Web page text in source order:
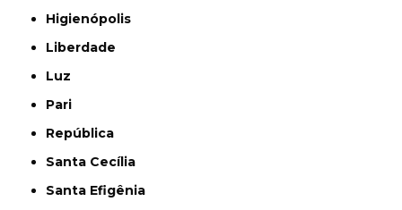
Higienópolis
Liberdade
Luz
Pari
República
Santa Cecília
Santa Efigênia